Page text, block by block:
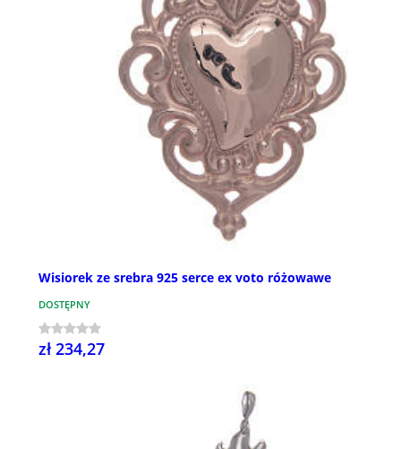
Wisiorek ze srebra 925 serce ex voto różowawe
DOSTĘPNY
zł 234,27